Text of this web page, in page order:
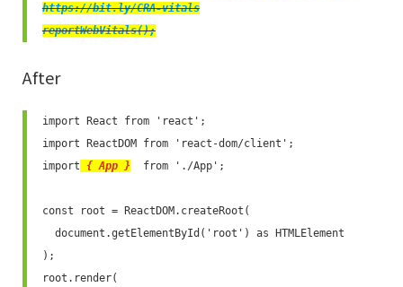
https://bit.ly/CRA-vitals
reportWebVitals();
After
import React from 'react';
import ReactDOM from 'react-dom/client';
import { App }
  from './App';
const root = ReactDOM.createRoot(
);
root.render(